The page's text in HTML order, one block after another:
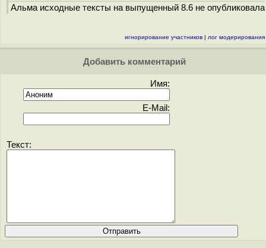
Альма исходные тексты на выпущенный 8.6 не опубликовала
игнорирование участников | лог модерирования
Добавить комментарий
Имя:
E-Mail:
Текст: